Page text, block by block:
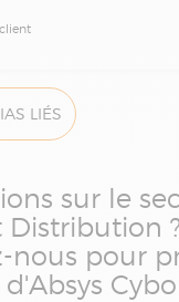
du
de la
LIÉS
sur le
Distribution
nous pour